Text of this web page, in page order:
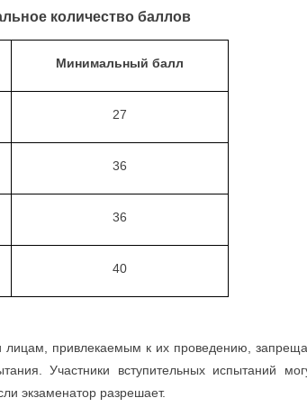
количество баллов
Минимальный балл
27
36
36
40
привлекаемым к их проведению,
Участники вступительных испытаний
экзаменатор разрешает.